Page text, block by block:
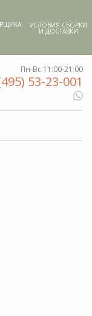
УСЛОВИЯ СБОРКИ